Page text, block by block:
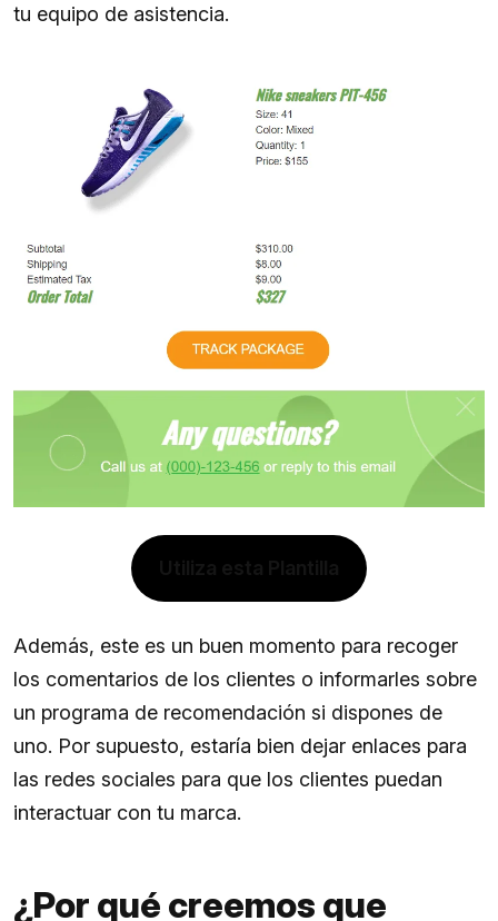
tu equipo de asistencia.
Además, este es un buen momento para recoger
los comentarios de los clientes o informarles sobre
un programa de recomendación si dispones de
uno. Por supuesto, estaría bien dejar enlaces para
las redes sociales para que los clientes puedan
interactuar con tu marca.
¿Por qué creemos que